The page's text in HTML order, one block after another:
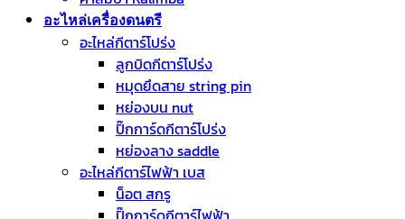
อะไหล่เครื่องดนตรี
อะไหล่กีตาร์โปร่ง
ลูกบิดกีตาร์โปร่ง
หมุดยึดสาย string pin
หย่องบน nut
ปิ๊กการ์ดกีตาร์โปร่ง
หย่องลาง saddle
อะไหล่กีตาร์ไฟฟ้า เบส
น็อต สกรู